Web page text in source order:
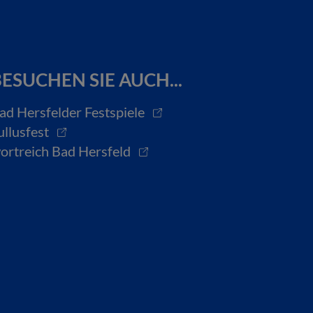
SIE AUCH...
Hersfelder Festspiele
Bad Hersfeld